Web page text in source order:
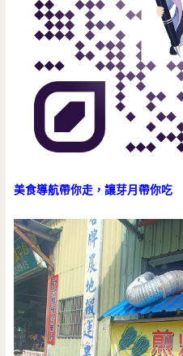
美食導航帶你走，讓芽月帶你吃